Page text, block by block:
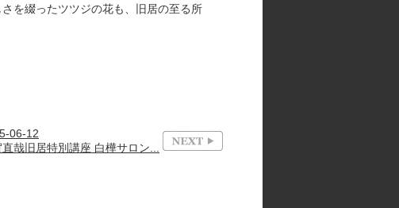
を綴ったツツジの花も、旧居の至る所
06-12
哉旧居特別講座 白樺サロン...